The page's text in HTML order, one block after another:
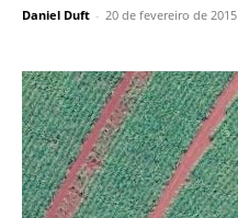
Daniel Duft - 20 de fevereiro de 2015